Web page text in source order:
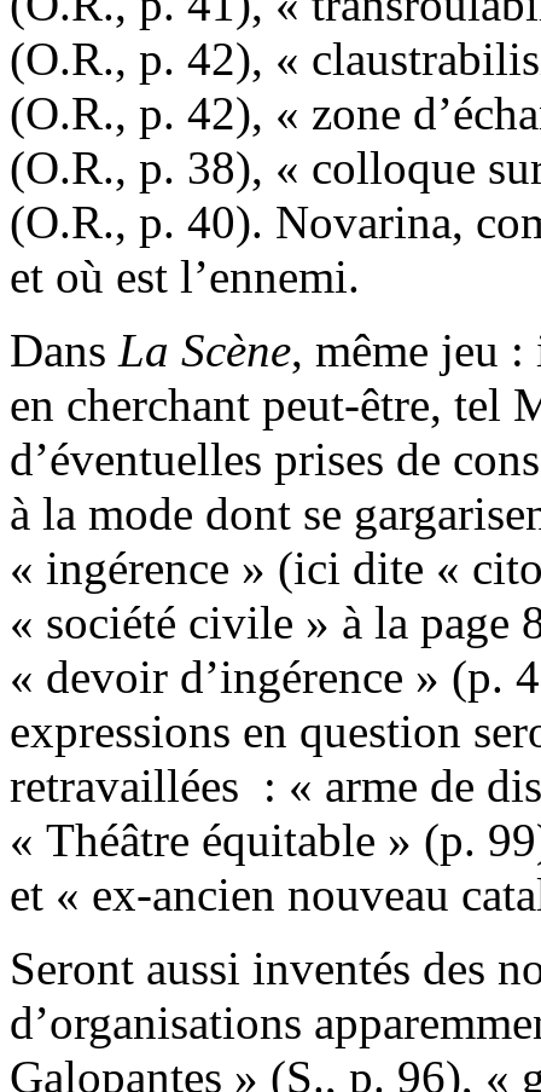
(O.R., p. 42), «
(O.R., p. 42), « zone
(O.R., p. 38), « colloque
(O.R., p. 40). Novarina,
et où est l’ennemi.
Dans La Scène, même jeu
en cherchant peut-être, tel
d’éventuelles prises de
à la mode dont se
« ingérence » (ici dite «
« société civile » à la page
« devoir d’ingérence » (p.
expressions en question
retravaillées : « arme de
« Théâtre équitable » (p.
et « ex-ancien nouveau
Seront aussi inventés des
d’organisations
Galopantes » (S., p. 96), «